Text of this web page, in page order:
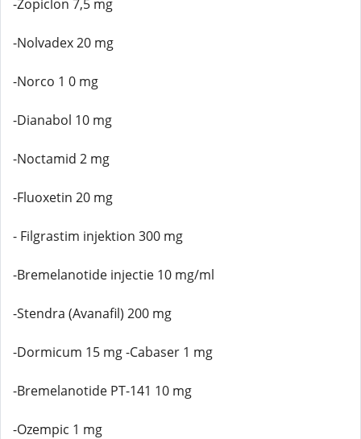
-Zopiclon 7,5 mg
-Nolvadex 20 mg
-Norco 1 0 mg
-Dianabol 10 mg
-Noctamid 2 mg
-Fluoxetin 20 mg
- Filgrastim injektion 300 mg
-Bremelanotide injectie 10 mg/ml
-Stendra (Avanafil) 200 mg
-Dormicum 15 mg -Cabaser 1 mg
-Bremelanotide PT-141 10 mg
-Ozempic 1 mg